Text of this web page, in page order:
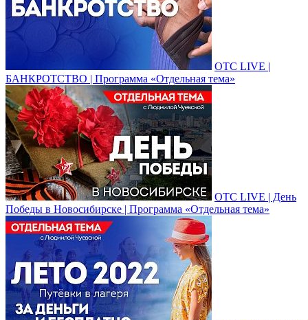
ОТС LIVE |
БАНКРОТСТВО | Программа «Отдельная тема»
ОТС LIVE | День
Победы в Новосибирске | Программа «Отдельная тема»